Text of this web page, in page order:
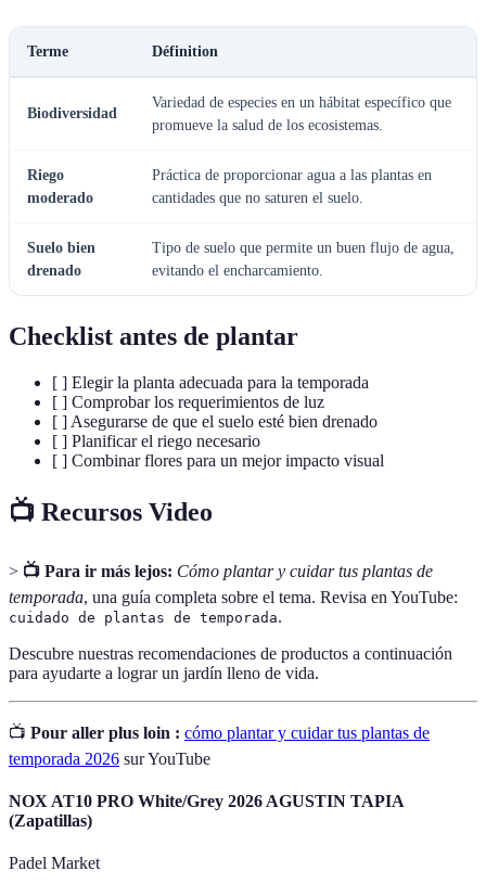
Terme Définition
Biodiversidad
Variedad de especies en un hábitat específico que
promueve la salud de los ecosistemas.
Riego
moderado
Práctica de proporcionar agua a las plantas en
cantidades que no saturen el suelo.
Suelo bien
drenado
Tipo de suelo que permite un buen flujo de agua,
evitando el encharcamiento.
Checklist antes de plantar
[ ] Elegir la planta adecuada para la temporada
[ ] Comprobar los requerimientos de luz
[ ] Asegurarse de que el suelo esté bien drenado
[ ] Planificar el riego necesario
[ ] Combinar flores para un mejor impacto visual
📺 Recursos Video
> 📺 Para ir más lejos: Cómo plantar y cuidar tus plantas de
temporada, una guía completa sobre el tema. Revisa en YouTube:
cuidado de plantas de temporada.
Descubre nuestras recomendaciones de productos a continuación
para ayudarte a lograr un jardín lleno de vida.
📺 Pour aller plus loin : cómo plantar y cuidar tus plantas de
temporada 2026 sur YouTube
NOX AT10 PRO White/Grey 2026 AGUSTIN TAPIA
(Zapatillas)
Padel Market